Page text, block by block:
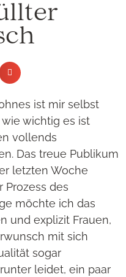
ist mir selbst
wichtig es ist
vollends
Das treue Publikum
letzten Woche
Prozess des
möchte ich das
und explizit Frauen,
mit sich
sogar
leidet, ein paar